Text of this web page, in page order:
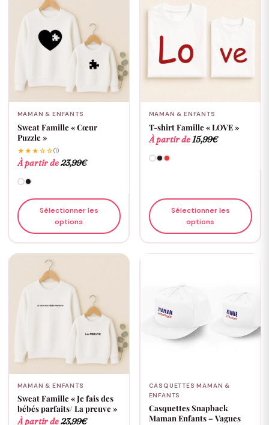
MAMAN & ENFANTS
Sweat Famille « Cœur
Puzzle »
★★★☆☆(1)
À partir de23,99€
Sélectionner les
options
MAMAN & ENFANTS
T-shirt Famille « LOVE »
À partir de15,99€
Sélectionner les
options
MAMAN & ENFANTS
Sweat Famille « Je fais des
bébés parfaits/ La preuve »
À partir de23,99€
CASQUETTES MAMAN &
ENFANTS
Casquettes Snapback
Maman Enfants – Vagues